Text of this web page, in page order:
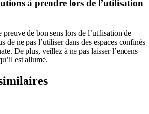
à prendre lors de l’utilisation
preuve de bon sens lors de l’utilisation de
de ne pas l’utiliser dans des espaces confinés
De plus, veillez à ne pas laisser l’encens
est allumé.